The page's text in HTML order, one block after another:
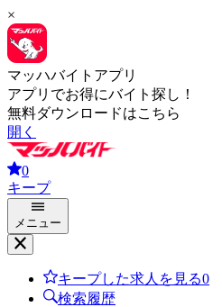
×
マッハバイトアプリ
アプリでお得にバイト探し！
無料ダウンロードはこちら
開く
0
キープ
メニュー
キープした求人を見る0
検索履歴